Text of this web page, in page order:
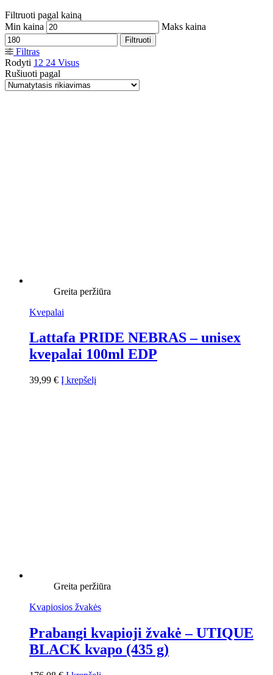
Filtruoti pagal kainą
Min kaina
Maks kaina
Filtruoti
Filtras
Rodyti 12 24 Visus
Rušiuoti pagal
Greita peržiūra
Kvepalai
Lattafa PRIDE NEBRAS – unisex
kvepalai 100ml EDP
39,99 € Į krepšelį
Greita peržiūra
Kvapiosios žvakės
Prabangi kvapioji žvakė – UTIQUE
BLACK kvapo (435 g)